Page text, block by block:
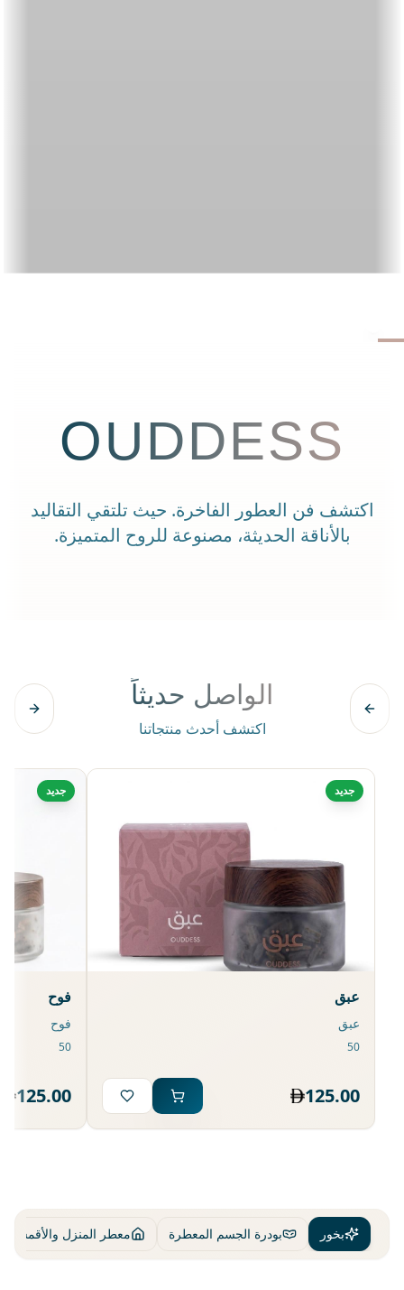
OUDDESS
اكتشف فن العطور الفاخرة. حيث تلتقي التقاليد
بالأناقة الحديثة، مصنوعة للروح المتميزة.
الواصل حديثاً
اكتشف أحدث منتجاتنا
جديد
عبق
عبق
125.00
جديد
فوح
فوح
125.00
بخور بودرة الجسم المعطرة معطر المنزل والأقمشة